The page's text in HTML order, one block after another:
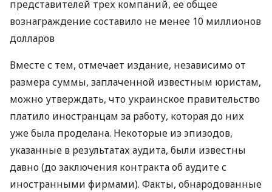
представителей трех компаний, ее общее
вознаграждение составило не менее 10 миллионов
долларов
Вместе с тем, отмечает издание, независимо от
размера суммы, заплаченной известным юристам,
можно утверждать, что украинское правительство
платило иностранцам за работу, которая до них
уже была проделана. Некоторые из эпизодов,
указанные в результатах аудита, были известны
давно (до заключения контракта об аудите с
иностранными фирмами). Факты, обнародованные